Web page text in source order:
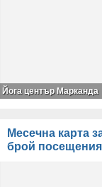
Йога център Марканда
Месечна карта
брой посещения